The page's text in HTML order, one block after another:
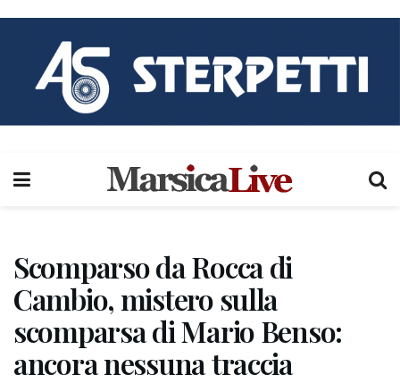
Scomparso da Rocca di
Cambio, mistero sulla
scomparsa di Mario Benso:
ancora nessuna traccia